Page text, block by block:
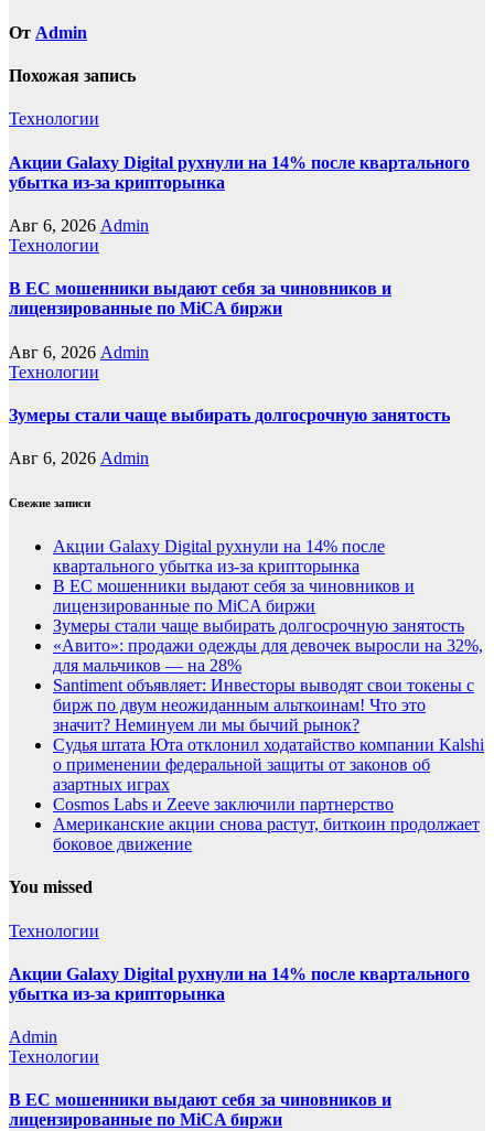
От Admin
Похожая запись
Технологии
Акции Galaxy Digital рухнули на 14% после квартального
убытка из-за крипторынка
Авг 6, 2026 Admin
Технологии
В ЕС мошенники выдают себя за чиновников и
лицензированные по MiCA биржи
Авг 6, 2026 Admin
Технологии
Зумеры стали чаще выбирать долгосрочную занятость
Авг 6, 2026 Admin
Свежие записи
Акции Galaxy Digital рухнули на 14% после
квартального убытка из-за крипторынка
В ЕС мошенники выдают себя за чиновников и
лицензированные по MiCA биржи
Зумеры стали чаще выбирать долгосрочную занятость
«Авито»: продажи одежды для девочек выросли на 32%,
для мальчиков — на 28%
Santiment объявляет: Инвесторы выводят свои токены с
бирж по двум неожиданным альткоинам! Что это
значит? Неминуем ли мы бычий рынок?
Судья штата Юта отклонил ходатайство компании Kalshi
о применении федеральной защиты от законов об
азартных играх
Cosmos Labs и Zeeve заключили партнерство
Американские акции снова растут, биткоин продолжает
боковое движение
You missed
Технологии
Акции Galaxy Digital рухнули на 14% после квартального
убытка из-за крипторынка
Admin
Технологии
В ЕС мошенники выдают себя за чиновников и
лицензированные по MiCA биржи